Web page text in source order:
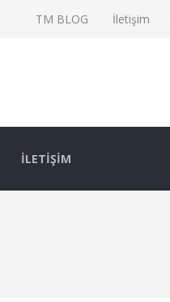
TM BLOG İletişim
İLETIŞIM